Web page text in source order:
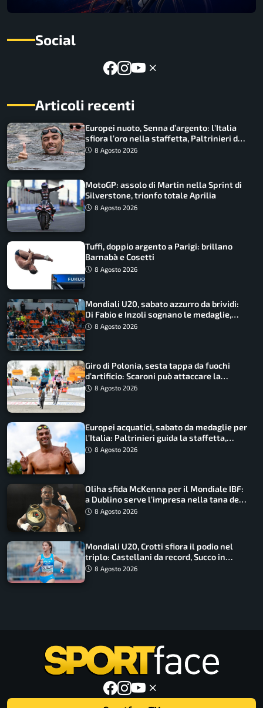
Social
Articoli recenti
Europei nuoto, Senna d’argento: l’Italia
sfiora l’oro nella staffetta, Paltrinieri da
urlo, il bilancio azzurro
8 Agosto 2026
MotoGP: assolo di Martin nella Sprint di
Silverstone, trionfo totale Aprilia
8 Agosto 2026
Tuffi, doppio argento a Parigi: brillano
Barnabà e Cosetti
8 Agosto 2026
Mondiali U20, sabato azzurro da brividi:
Di Fabio e Inzoli sognano le medaglie,
Castellani e Succo in finale
8 Agosto 2026
Giro di Polonia, sesta tappa da fuochi
d’artificio: Scaroni può attaccare la
maglia di Lemmen
8 Agosto 2026
Europei acquatici, sabato da medaglie per
l’Italia: Paltrinieri guida la staffetta,
Barnabà sogna l’oro dalle grandi altezze
8 Agosto 2026
Oliha sfida McKenna per il Mondiale IBF:
a Dublino serve l’impresa nella tana del
lupo8 Agosto 2026
Mondiali U20, Crotti sfiora il podio nel
triplo: Castellani da record, Succo in
finale
8 Agosto 2026